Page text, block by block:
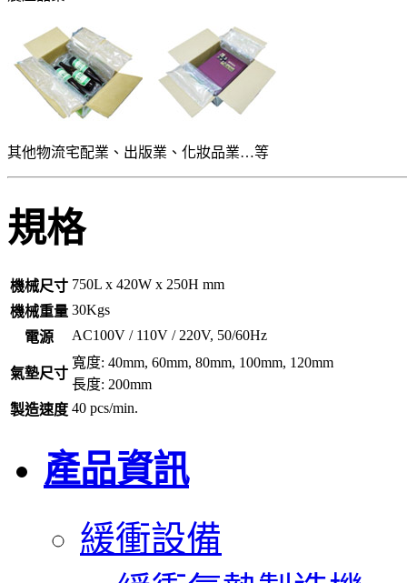
其他物流宅配業、出版業、化妝品業…等
規格
機械尺寸 750L x 420W x 250H mm
機械重量 30Kgs
電源
AC100V / 110V / 220V, 50/60Hz
氣墊尺寸
寬度: 40mm, 60mm, 80mm, 100mm, 120mm
長度: 200mm
製造速度 40 pcs/min.
產品資訊
緩衝設備